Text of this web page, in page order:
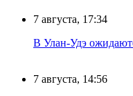
7 августа, 17:34
В Улан-Удэ
7 августа, 14:56